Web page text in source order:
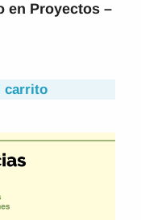
en Proyectos –
carrito